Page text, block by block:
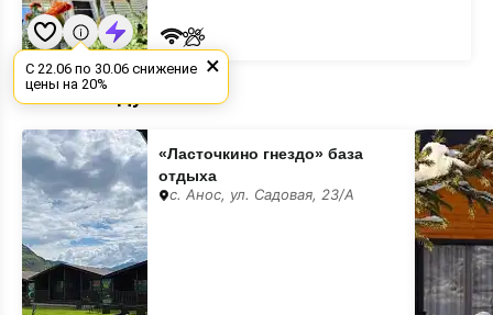
Рекомендуемые
«Ласточкино
гнездо»
база
отдыха
«Ласточкино гнездо» база
отдыха
с. Анос, ул. Садовая, 23/А
«Forest
Green»
комплекс
×
С 22.06 по 30.06 снижение
цены на 20%